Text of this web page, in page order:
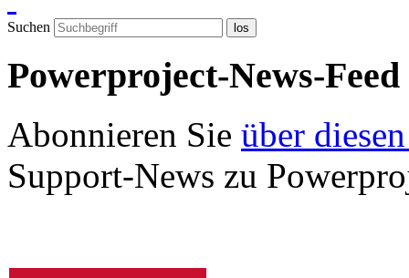
Suchen los
Powerproject-News-Feed
Abonnieren Sie über
Support-News zu